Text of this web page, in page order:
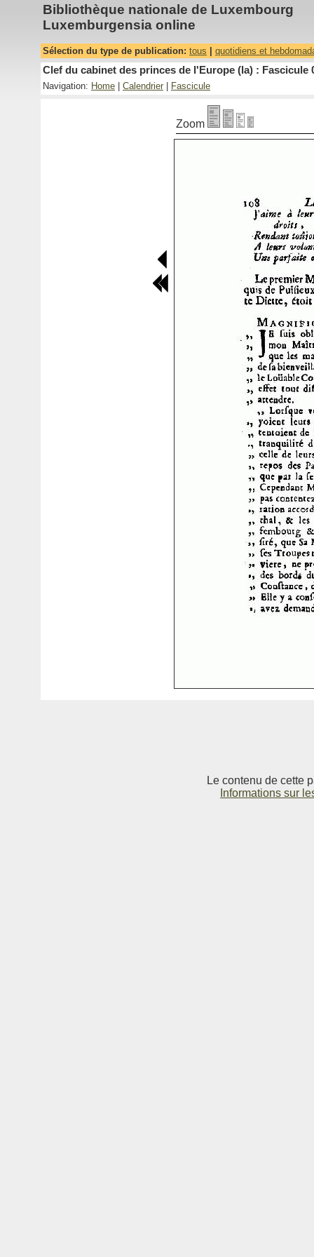
Bibliothèque nationale de Luxembourg
Luxemburgensia online
Sélection du type de publication: tous quotidiens et
Clef du cabinet des princes de l'Europe (la) : Fascicule
Navigation: Home Calendrier Fascicule
Zoom
Le contenu de cette
Informations sur